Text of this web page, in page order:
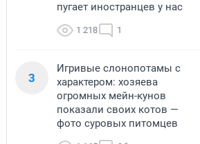
пугает иностранцев у нас
1 218 1
3
Игривые слонопотамы с
характером: хозяева
огромных мейн-кунов
показали своих котов —
фото суровых питомцев